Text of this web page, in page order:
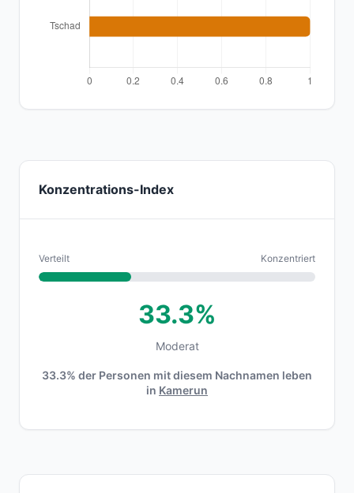
Konzentrations-Index
Verteilt Konzentriert
33.3%
Moderat
33.3% der Personen mit diesem Nachnamen leben
in Kamerun